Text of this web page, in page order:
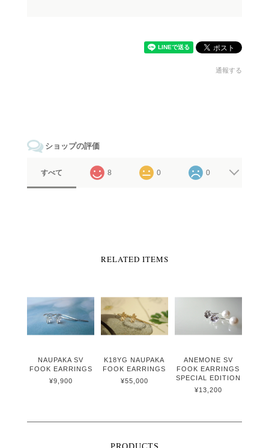
通報する
ショップの評価
すべて 8 0 0
RELATED ITEMS
NAUPAKA SV
FOOK EARRINGS
¥9,900
K18YG NAUPAKA
FOOK EARRINGS
¥55,000
ANEMONE SV
FOOK EARRINGS
SPECIAL EDITION
¥13,200